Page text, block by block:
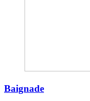
Baignade